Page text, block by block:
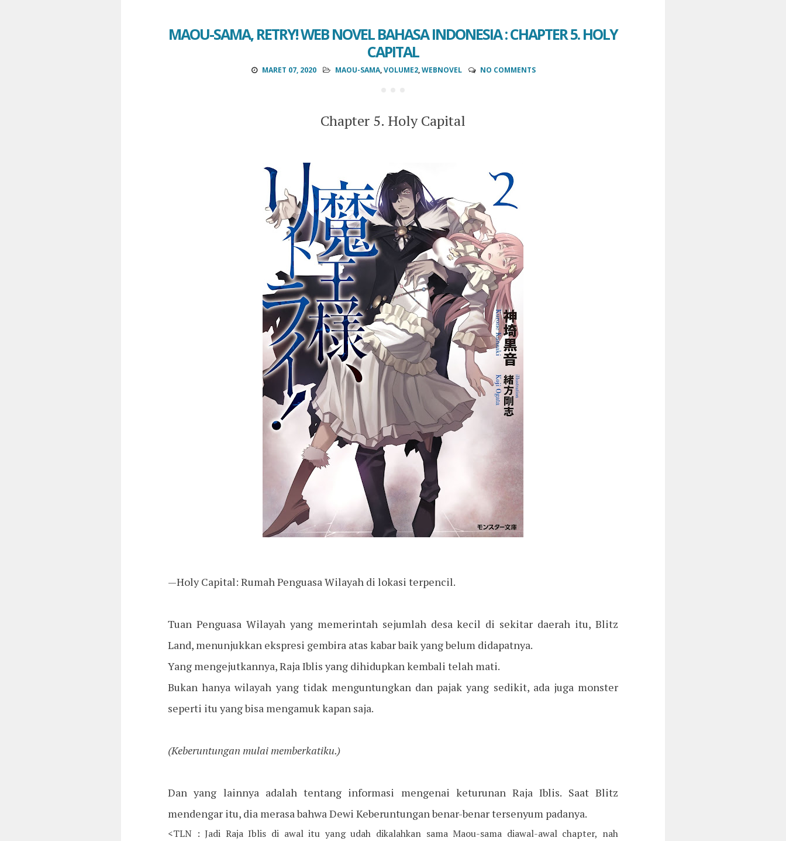
MAOU-SAMA, RETRY! WEB NOVEL BAHASA INDONESIA : CHAPTER 5. HOLY
CAPITAL
MARET 07, 2020 MAOU-SAMA,VOLUME2,WEBNOVEL NO COMMENTS
Chapter 5. Holy Capital
—Holy Capital: Rumah Penguasa Wilayah di lokasi terpencil.
Tuan Penguasa Wilayah yang memerintah sejumlah desa kecil di sekitar daerah itu, Blitz
Land, menunjukkan ekspresi gembira atas kabar baik yang belum didapatnya.
Yang mengejutkannya, Raja Iblis yang dihidupkan kembali telah mati.
Bukan hanya wilayah yang tidak menguntungkan dan pajak yang sedikit, ada juga monster
seperti itu yang bisa mengamuk kapan saja.
(Keberuntungan mulai memberkatiku.)
Dan yang lainnya adalah tentang informasi mengenai keturunan Raja Iblis. Saat Blitz
mendengar itu, dia merasa bahwa Dewi Keberuntungan benar-benar tersenyum padanya.
<TLN : Jadi Raja Iblis di awal itu yang udah dikalahkan sama Maou-sama diawal-awal chapter, nah